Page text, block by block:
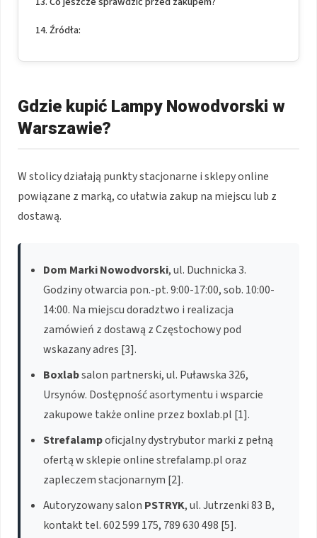
Źródła:
Gdzie kupić Lampy Nowodvorski w
Warszawie?
W stolicy działają punkty stacjonarne i sklepy online
powiązane z marką, co ułatwia zakup na miejscu lub z
dostawą.
Dom Marki Nowodvorski, ul. Duchnicka 3.
Godziny otwarcia pon.-pt. 9:00-17:00, sob. 10:00-
14:00. Na miejscu doradztwo i realizacja
zamówień z dostawą z Częstochowy pod
wskazany adres [3].
Boxlabsalon partnerski, ul. Puławska 326,
Ursynów. Dostępność asortymentu i wsparcie
zakupowe także online przez boxlab.pl [1].
Strefalampoficjalny dystrybutor marki z pełną
ofertą w sklepie online strefalamp.pl oraz
zapleczem stacjonarnym [2].
Autoryzowany salon PSTRYK, ul. Jutrzenki 83 B,
kontakt tel. 602 599 175, 789 630 498 [5].